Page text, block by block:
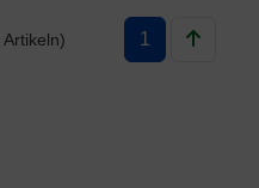
Artikeln) 1